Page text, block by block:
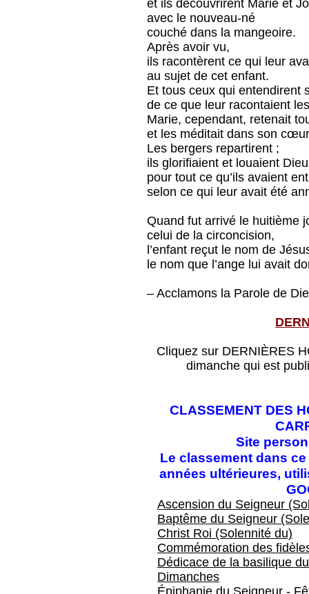
et ils découvrirent Marie et
avec le nouveau-né
couché dans la mangeoire.
Après avoir vu,
ils racontèrent ce qui leur
au sujet de cet enfant.
Et tous ceux qui entendirent
de ce que leur racontaient
Marie, cependant, retenait
et les méditait dans son
Les bergers repartirent ;
ils glorifiaient et louaient Dieu
pour tout ce qu’ils avaient
selon ce qui leur avait été
Quand fut arrivé le huitième
celui de la circoncision,
l’enfant reçut le nom de
le nom que l’ange lui avait
– Acclamons la Parole de
Cliquez sur DERNIÈRES
dimanche qui est
CLASSEMENT DES
Site
Le classement dans
années ultérieures,
Ascension du Seigneur
Baptême du Seigneur
Christ Roi (Solennité du)
Commémoration des
Dédicace de la basilique
Dimanches